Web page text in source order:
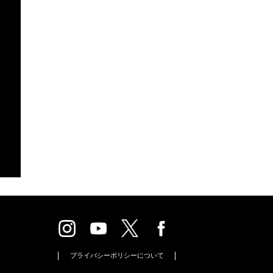
プライバシーポリシーについて